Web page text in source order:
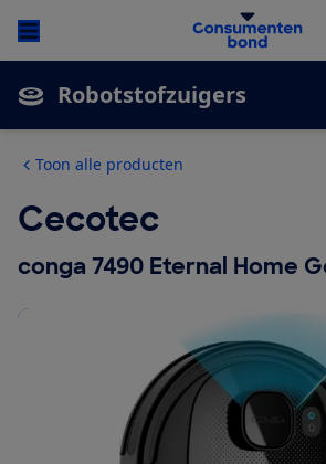
Robotstofzuigers
Toon alle producten
Cecotec
conga 7490 Eternal Home